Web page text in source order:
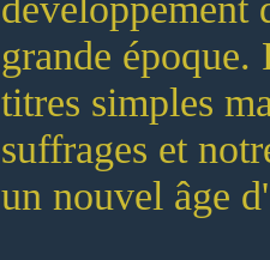
grande époque.
titres simples
suffrages et
un nouvel âge